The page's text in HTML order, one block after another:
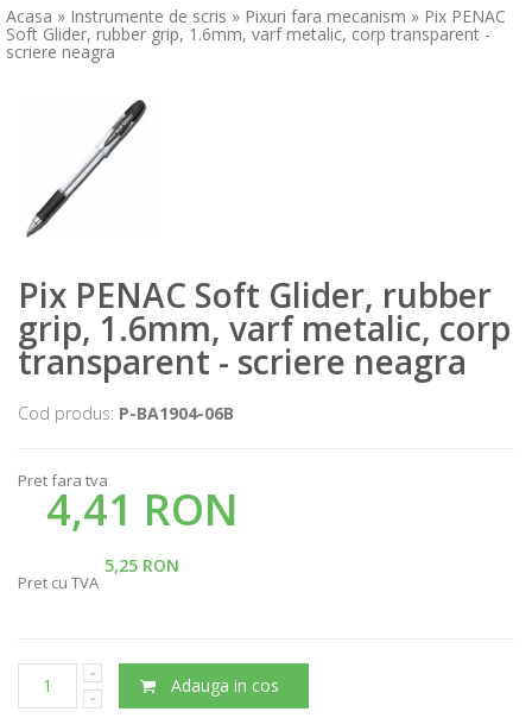
Acasa » Instrumente de scris » Pixuri fara mecanism » Pix PENAC
Soft Glider, rubber grip, 1.6mm, varf metalic, corp transparent -
scriere neagra
Pix PENAC Soft Glider, rubber
grip, 1.6mm, varf metalic, corp
transparent - scriere neagra
Cod produs: P-BA1904-06B
Pret fara tva
4,41 RON
5,25 RON
Pret cu TVA
Adauga in cos